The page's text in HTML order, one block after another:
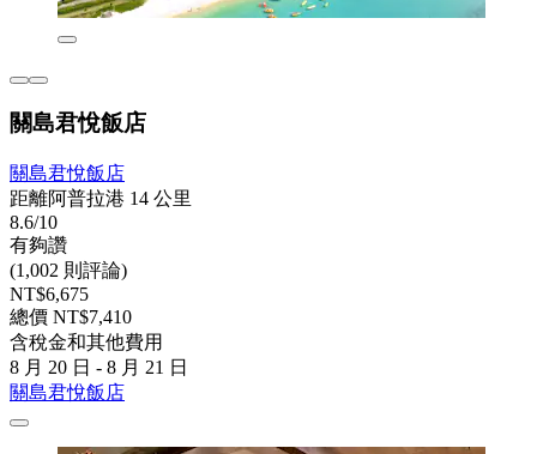
關島君悅飯店
關島君悅飯店
距離阿普拉港 14 公里
8.6/10
有夠讚
(1,002 則評論)
NT$6,675
總價 NT$7,410
含稅金和其他費用
8 月 20 日 - 8 月 21 日
關島君悅飯店